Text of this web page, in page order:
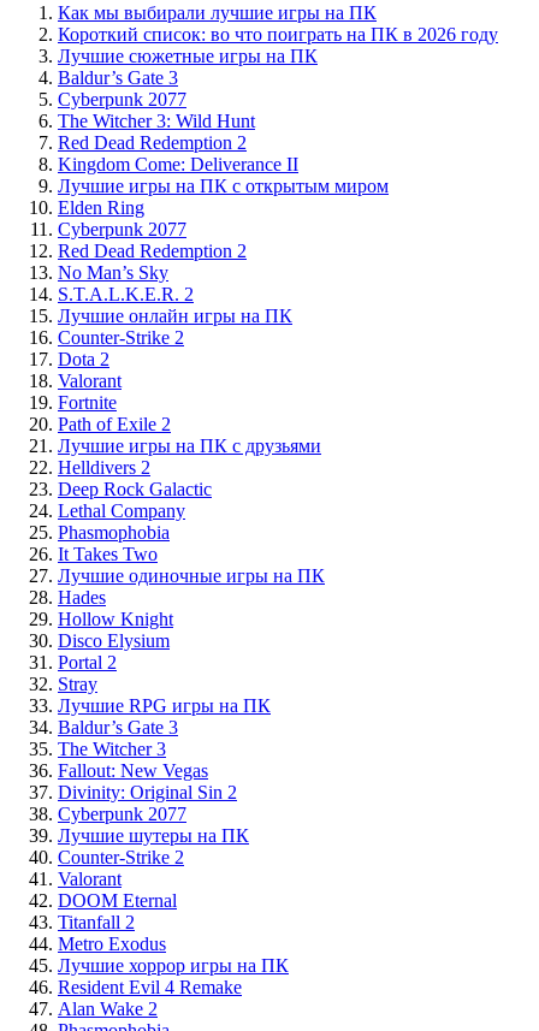
Как мы выбирали лучшие игры на ПК
Короткий список: во что поиграть на ПК в 2026 году
Лучшие сюжетные игры на ПК
Baldur’s Gate 3
Cyberpunk 2077
The Witcher 3: Wild Hunt
Red Dead Redemption 2
Kingdom Come: Deliverance II
Лучшие игры на ПК с открытым миром
Elden Ring
Cyberpunk 2077
Red Dead Redemption 2
No Man’s Sky
S.T.A.L.K.E.R. 2
Лучшие онлайн игры на ПК
Counter-Strike 2
Dota 2
Valorant
Fortnite
Path of Exile 2
Лучшие игры на ПК с друзьями
Helldivers 2
Deep Rock Galactic
Lethal Company
Phasmophobia
It Takes Two
Лучшие одиночные игры на ПК
Hades
Hollow Knight
Disco Elysium
Portal 2
Stray
Лучшие RPG игры на ПК
Baldur’s Gate 3
The Witcher 3
Fallout: New Vegas
Divinity: Original Sin 2
Cyberpunk 2077
Лучшие шутеры на ПК
Counter-Strike 2
Valorant
DOOM Eternal
Titanfall 2
Metro Exodus
Лучшие хоррор игры на ПК
Resident Evil 4 Remake
Alan Wake 2